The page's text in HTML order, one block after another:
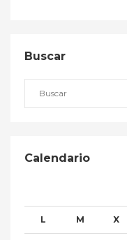
Buscar
Calendario
L M X